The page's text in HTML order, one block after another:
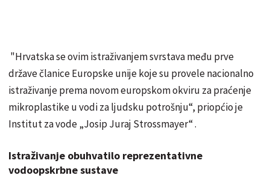
"Hrvatska se ovim istraživanjem svrstava među prve
države članice Europske unije koje su provele nacionalno
istraživanje prema novom europskom okviru za praćenje
mikroplastike u vodi za ljudsku potrošnju“, priopćio je
Institut za vode „Josip Juraj Strossmayer“ .
Istraživanje obuhvatilo reprezentativne
vodoopskrbne sustave